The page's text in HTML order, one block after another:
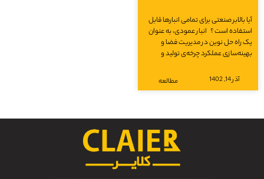
آیا بالابر صنعتی برای تمامی انبارها قابل
استفاده است ؟ انبار عمودی، به عنوان
یک راه حل نوین در مدیریت فضا و
بهینه‌سازی عملکرد چرخه‌ی تولید و
مطالعه آذر 14, 1402